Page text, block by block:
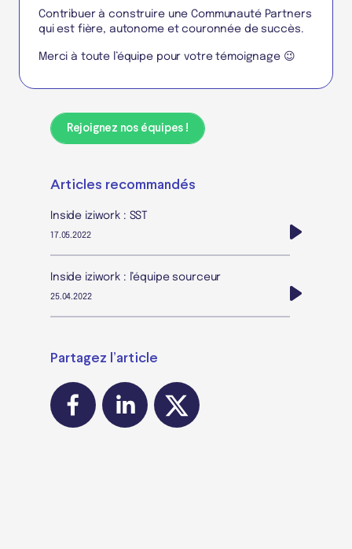
Contribuer à construire une Communauté Partners
qui est fière, autonome et couronnée de succès.
Merci à toute l’équipe pour votre témoignage 😉
Rejoignez nos équipes !
Articles recommandés
Inside iziwork : SST
17.05.2022
Inside iziwork : l’équipe sourceur
25.04.2022
Partagez l’article